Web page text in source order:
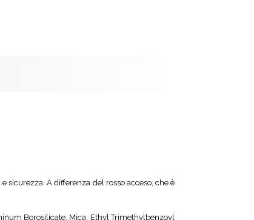
sicurezza. A differenza del rosso acceso, che è
Borosilicate, Mica, Ethyl Trimethylbenzoyl